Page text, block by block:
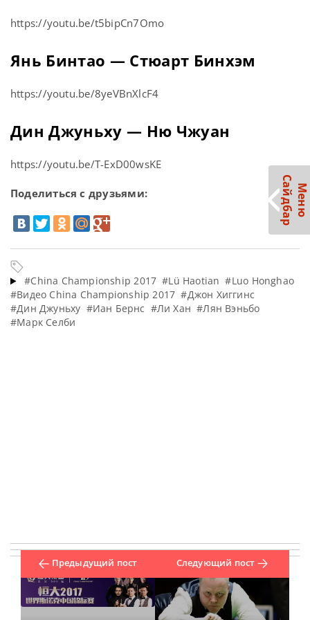
https://youtu.be/t5bipCn7Omo
Янь Бинтао — Стюарт Бинхэм
https://youtu.be/8yeVBnXlcF4
Дин Джуньху — Ню Чжуан
https://youtu.be/T-ExD00wsKE
Поделиться с друзьями:
#China Championship 2017 #Lü Haotian #Luo Honghao
#Видео China Championship 2017 #Джон Хиггинс
#Дин Джуньху #Иан Бернс #Ли Хан #Лян Вэньбо
#Марк Селби
Предыдущий пост Следующий пост
М
е
н
ю
Са
й
д
б
а
р